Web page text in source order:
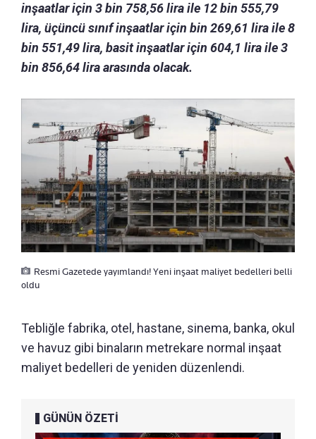
inşaatlar için 3 bin 758,56 lira ile 12 bin 555,79
lira, üçüncü sınıf inşaatlar için bin 269,61 lira ile 8
bin 551,49 lira, basit inşaatlar için 604,1 lira ile 3
bin 856,64 lira arasında olacak.
Resmi Gazetede yayımlandı! Yeni inşaat maliyet bedelleri belli
oldu
Tebliğle fabrika, otel, hastane, sinema, banka, okul
ve havuz gibi binaların metrekare normal inşaat
maliyet bedelleri de yeniden düzenlendi.
GÜNÜN ÖZETİ